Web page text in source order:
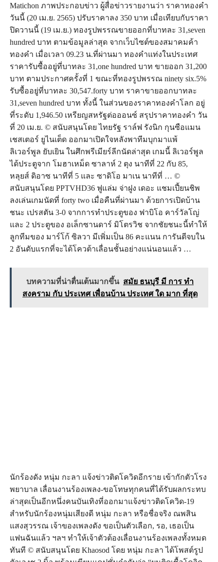
Matichon ภาพประกอบข่าว ผู้สื่อข่าวรายงานว่า ราคาทองคำ
วันนี้ (20 เม.ย. 2565) ปรับราคาลง 350 บาท เมื่อเทียบกับราคา
ปิดวานนี้ (19 เม.ย.) ทองรูปพรรณขายออกที่บาทละ 31,seven
hundred บาท ตามข้อมูลล่าสุด จากเว็บไซต์ของสมาคมค้า
ทองคำ เมื่อเวลา 09.23 น.ที่ผ่านมา ทองคำแท่งในประเทศ
ราคารับซื้ออยู่ที่บาทละ 31,one hundred บาท ขายออก 31,200
บาท ตามประกาศครั้งที่ 1 ขณะที่ทองรูปพรรณ ninety six.5%
รับซื้ออยู่ที่บาทละ 30,547.forty บาท ราคาขายออกบาทละ
31,seven hundred บาท ทั้งนี้ ในส่วนของราคาทองคำโลก อยู่
ที่ระดับ 1,946.50 เหรียญสหรัฐต่อออนซ์ สรุปราคาทองคำ วัน
ที่ 20 เม.ย. © สนับสนุนโดย ไทยรัฐ ราล์ฟ รังนิก กุนซือแมน
เชสเตอร์ ยูไนเต็ด ออกมาเปิดใจหลังพาทีมบุกมาแพ้
ลิเวอร์พูล ยับเยิน ในศึกพรีเมียร์ลีกนัดล่าสุด เกมนี้ ลิเวอร์พูล
ได้ประตูจาก โมฮาเหม็ด ซาลาห์ 2 ตุง นาทีที่ 22 กับ 85,
หลุยส์ ดิอาซ นาทีที่ 5 และ ซาดิโอ มาเน นาทีที่ … ©
สนับสนุนโดย PPTVHD36 ฟูแล่ม จ่าฝูง เดอะ แชมเปี้ยนชิพ
ลงเล่นเกมนัดที่ forty two เมื่อคืนที่ผ่านมา ด้วยการเปิดบ้าน
ชนะ เปรสตัน 3-0 จากการทำประตูของ ฟาบิโอ คาร์วัลโญ่
และ 2 ประตูของ อเล็กซานดาร์ มิโตรวิช จากชัยชนะนี้ทำให้
ลูกทีมของ มาร์โก้ ซิลวา มีเพิ่มเป็น 86 คะแนน การันตีจบใน
2 อันดับแรกที่จะได้โควต้าเลื่อนชั้นอย่างแน่นอนแล้ว …
บทความที่น่าตื่นเต้นมากขึ้น สมัย ธนบุรี มี การ ทำ
สงคราม กับ ประเทศ เพื่อนบ้าน ประเทศ ใด มาก ที่สุด
นักร้องดัง หนุ่ม กะลา แจ้งข่าวติดโควิดอีกราย เข้ากักตัวโรง
พยาบาล เลื่อนงานร้องเพลง-ขอโทษทุกคนที่ได้รับผลกระทบ
ล่าสุดเป็นอีกหนึ่งคนบันเทิงที่ออกมาแจ้งข่าวติดโควิด-19
สำหรับนักร้องหนุ่มเสียงดี หนุ่ม กะลา หรือชื่อจริง ณพสิน
แสงสุวรรณ เจ้าของเพลงดัง ขอเป็นตัวเลือก, รอ, เธอเป็น
แฟนฉันแล้ว ฯลฯ ทำให้เจ้าตัวต้องเลื่อนงานร้องเพลงทั้งหมด
ทันที © สนับสนุนโดย Khaosod โดย หนุ่ม กะลา ได้โพสต์รูป